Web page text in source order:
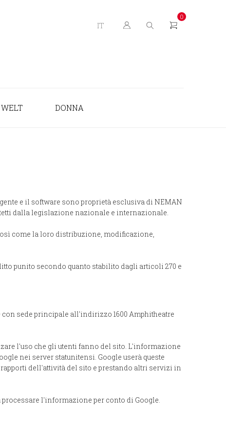
IT
0
DONNA
e il software sono proprietà esclusiva di NEMAN
dalla legislazione nazionale e internazionale.
come la loro distribuzione, modificazione,
punito secondo quanto stabilito dagli articoli 270 e
sede principale all'indirizzo 1600 Amphitheatre
l'uso che gli utenti fanno del sito. L'informazione
nei server statunitensi. Google userà queste
dell'attività del sito e prestando altri servizi in
l'informazione per conto di Google.